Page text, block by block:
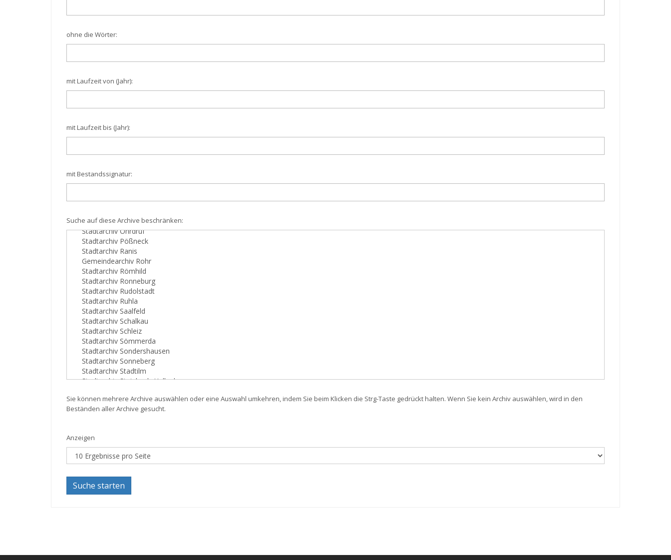
ohne die Wörter:
mit Laufzeit von (Jahr):
mit Laufzeit bis (Jahr):
mit Bestandssignatur:
Suche auf diese Archive beschränken:
Sie können mehrere Archive auswählen oder eine Auswahl umkehren, indem Sie beim Klicken die Strg-Taste gedrückt halten. Wenn Sie kein Archiv auswählen, wird in den
Beständen aller Archive gesucht.
Anzeigen
Suche starten